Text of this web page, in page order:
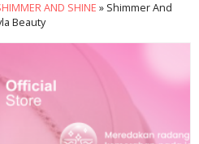
AND SHINE » Shimmer And
Beauty